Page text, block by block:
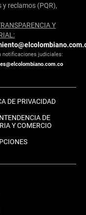
y reclamos (PQR),
Y
notificaciones judiciales:
DE PRIVACIDAD
DE
Y COMERCIO